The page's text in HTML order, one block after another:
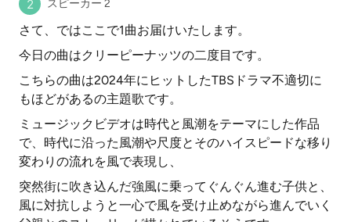
スピーカー 2
さて、ではここで1曲お届けいたします。
今日の曲はクリーピーナッツの二度目です。
こちらの曲は2024年にヒットしたTBSドラマ不適切に
もほどがあるの主題歌です。
ミュージックビデオは時代と風潮をテーマにした作品
で、時代に沿った風潮や尺度とそのハイスピードな移り
変わりの流れを風で表現し、
突然街に吹き込んだ強風に乗ってぐんぐん進む子供と、
風に対抗しようと一心で風を受け止めながら進んでいく